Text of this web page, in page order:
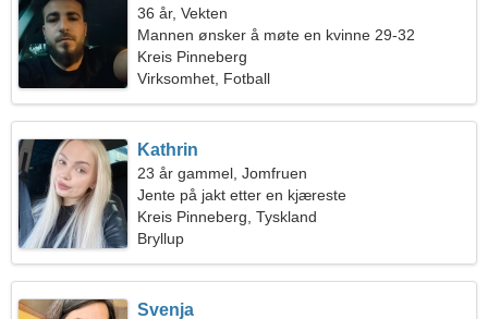
36 år, Vekten
Mannen ønsker å møte en kvinne 29-32
Kreis Pinneberg
Virksomhet, Fotball
Kathrin
23 år gammel, Jomfruen
Jente på jakt etter en kjæreste
Kreis Pinneberg, Tyskland
Bryllup
Svenja